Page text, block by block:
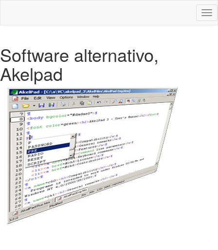
Software alternativo,
Akelpad